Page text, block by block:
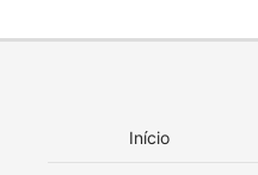
Início